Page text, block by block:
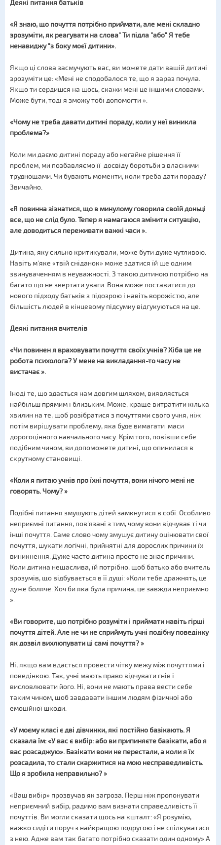
Деякі питання батьків
«Я знаю, що почуття потрібно приймати, але мені складно
зрозуміти, як реагувати на слова" Ти підла "або" Я тебе
ненавиджу "з боку моєї дитини».
Якщо ці слова засмучують вас, ви можете дати вашій дитині
зрозуміти це: «Мені не сподобалося те, що я зараз почула.
Якщо ти сердишся на щось, скажи мені це іншими словами.
Може бути, тоді я зможу тобі допомогти ».
«Чому не треба давати дитині пораду, коли унеї виникла
проблема?»
Коли ми даємо дитині пораду або негайне рішення її
проблем, ми позбавляємо її досвіду боротьби з власними
труднощами. Чи бувають моменти, коли треба дати пораду?
Звичайно.
«Я повинна зізнатися, що в минулому говорила своїй доньці
все, що не слід було. Тепер я намагаюся змінити ситуацію,
але доводиться переживати важкі часи ».
Дитина, яку сильно критикували, може бути дуже чутливою.
Навіть м'яке «твій сніданок» може здатися їй ще одним
звинуваченням в неуважності. З такою дитиною потрібно на
багато що не звертати уваги. Вона може поставитися до
нового підходу батьків з підозрою і навіть ворожістю, але
більшість людей в кінцевому підсумку відгукуються на це.
Деякі питання вчителів
«Чи повинен я враховувати почуття своїх учнів? Хіба це не
робота психолога? У мене на викладання-то часу не
вистачає ».
Іноді те, що здається нам довгим шляхом, виявляється
найбільш прямим і близьким. Може, краще витратити кілька
хвилин на те, щоб розібратися з почуттями свого учня, ніж
потім вирішувати проблему, яка буде вимагати маси
дорогоцінного навчального часу. Крім того, повівши себе
подібним чином, ви допоможете дитині, що опинилася в
скрутному становищі.
«Коли я питаю учнів про їхні почуття, вони нічого мені не
говорять. Чому? »
Подібні питання змушують дітей замкнутися в собі. Особливо
неприємні питання, пов'язані з тим, чому вони відчуває ті чи
інші почуття. Саме слово чому змушує дитину оцінювати свої
почуття, шукати логічні, прийнятні для дорослих причини їх
виникнення. Дуже часто дитина просто не знає причини.
Коли дитина нещаслива, їй потрібно, щоб батько або вчитель
зрозумів, що відбувається в її душі: «Коли тебе дражнять, це
дуже боляче. Хоч би яка була причина, це завжди неприємно
».
«Ви говорите, що потрібно розуміти і приймати навіть гірші
почуття дітей. Але не чи не сприймуть учні подібну поведінку
як дозвіл вихлюпувати ці самі почуття? »
Ні, якщо вам вдасться провести чітку межу між почуттями і
поведінкою. Так, учні мають право відчувати гнів і
висловлювати його. Ні, вони не мають права вести себе
таким чином, щоб завдавати іншим людям фізичної або
емоційної шкоди.
«У моєму класі є дві дівчинки, які постійно базікають. Я
сказала їм: «У вас є вибір: або ви припиняєте базікати, або я
вас розсаджую». Базікати вони не перестали, а коли я їх
розсадила, то стали скаржитися на мою несправедливість.
Що я зробила неправильно? »
«Ваш вибір» прозвучав як загроза. Перш ніж пропонувати
неприємний вибір, радимо вам визнати справедливість її
почуттів. Ви могли сказати щось на кшталт: «Я розумію,
важко сидіти поруч з найкращою подругою і не спілкуватися
з нею. Адже вам так багато потрібно сказати один одному» А